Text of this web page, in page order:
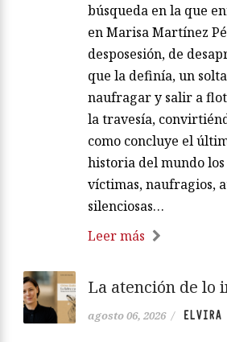
búsqueda en la que
en Marisa Martínez
desposesión, de
que la definía, un
naufragar y salir a
la travesía,
como concluye el
historia del mundo
víctimas, naufragios,
silenciosas…
Leer más
La atención de lo
agosto 06, 2026 / ELVIRA